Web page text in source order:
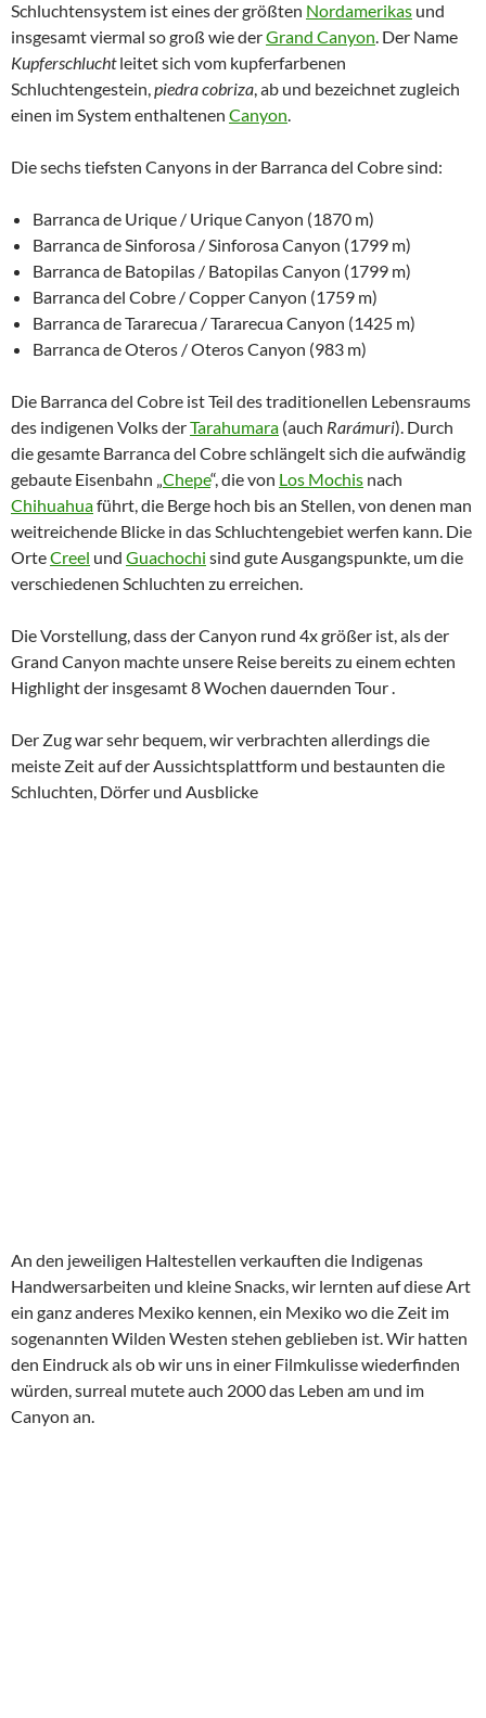
Schluchtensystem ist eines der größten Nordamerikas und
insgesamt viermal so groß wie derGrand Canyon. Der Name
Kupferschluchtleitet sich vom kupferfarbenen
Schluchtengestein,piedra cobriza, ab und bezeichnet zugleich
einen im System enthaltenen Canyon.
Die sechs tiefsten Canyons in der Barranca del Cobre sind:
Barranca de Urique / Urique Canyon (1870 m)
Barranca de Sinforosa / Sinforosa Canyon (1799 m)
Barranca de Batopilas / Batopilas Canyon (1799 m)
Barranca del Cobre / Copper Canyon (1759 m)
Barranca de Tararecua / Tararecua Canyon (1425 m)
Barranca de Oteros / Oteros Canyon (983 m)
Die Barranca del Cobre ist Teil des traditionellen Lebensraums
des indigenen Volks derTarahumara (auch Rarámuri). Durch
die gesamte Barranca del Cobre schlängelt sich die aufwändig
gebaute Eisenbahn „Chepe“, die von Los Mochis nach
Chihuahuaführt, die Berge hoch bis an Stellen, von denen man
weitreichende Blicke in das Schluchtengebiet werfen kann. Die
OrteCreel und Guachochi sind gute Ausgangspunkte, um die
verschiedenen Schluchten zu erreichen.
Die Vorstellung, dass der Canyon rund 4x größer ist, als der
Grand Canyon machte unsere Reise bereits zu einem echten
Highlight der insgesamt 8 Wochen dauernden Tour .
Der Zug war sehr bequem, wir verbrachten allerdings die
meiste Zeit auf der Aussichtsplattform und bestaunten die
Schluchten, Dörfer und Ausblicke
An den jeweiligen Haltestellen verkauften die Indigenas
Handwersarbeiten und kleine Snacks, wir lernten auf diese Art
ein ganz anderes Mexiko kennen, ein Mexiko wo die Zeit im
sogenannten Wilden Westen stehen geblieben ist. Wir hatten
den Eindruck als ob wir uns in einer Filmkulisse wiederfinden
würden, surreal mutete auch 2000 das Leben am und im
Canyon an.